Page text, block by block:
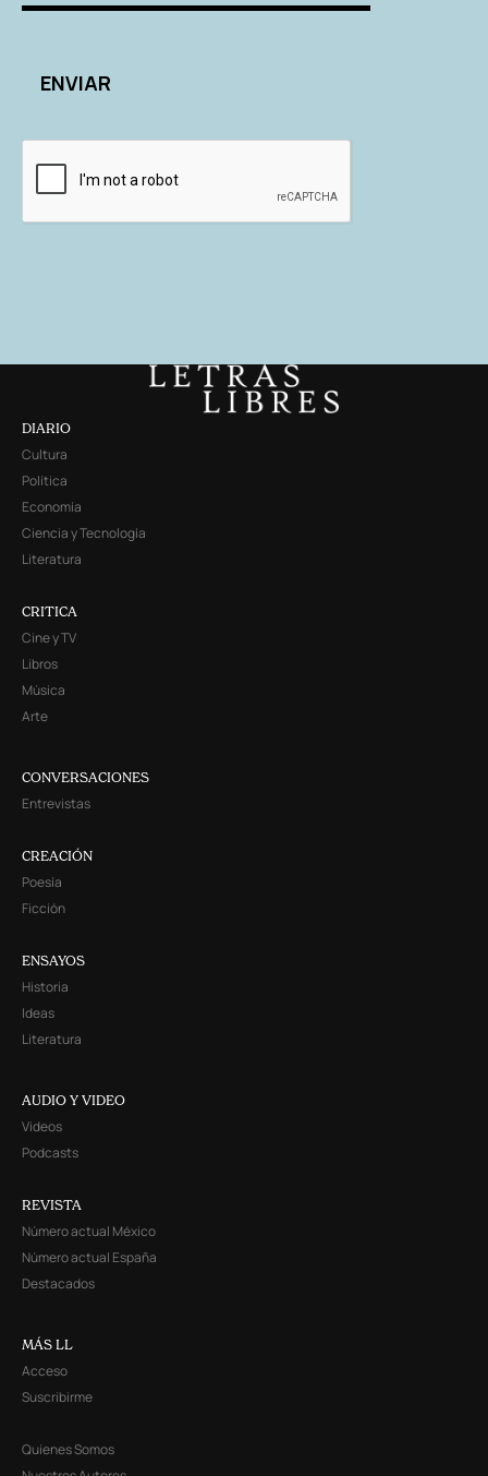
DIARIO
Cultura
Política
Economía
Ciencia y Tecnología
Literatura
CRITICA
Cine y TV
Libros
Música
Arte
CONVERSACIONES
Entrevistas
CREACIÓN
Poesía
Ficción
ENSAYOS
Historia
Ideas
Literatura
AUDIO Y VIDEO
Videos
Podcasts
REVISTA
Número actual México
Número actual España
Destacados
MÁS LL
Acceso
Suscribirme
Quienes Somos